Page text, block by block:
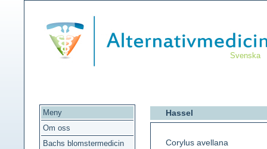
Svenska
Meny
Om oss
Bachs blomstermedicin
Hassel
Corylus avellana